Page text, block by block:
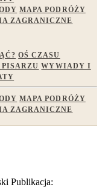
MAPA PODRÓŻY
ZAGRANICZNE
OŚ CZASU
WYWIADY I
MAPA PODRÓŻY
ZAGRANICZNE
Publikacja: